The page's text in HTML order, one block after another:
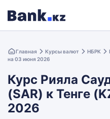
Главная Курсы валют НБРК
на 03 июня 2026
Курс Рияла
(SAR) к Тенге
2026